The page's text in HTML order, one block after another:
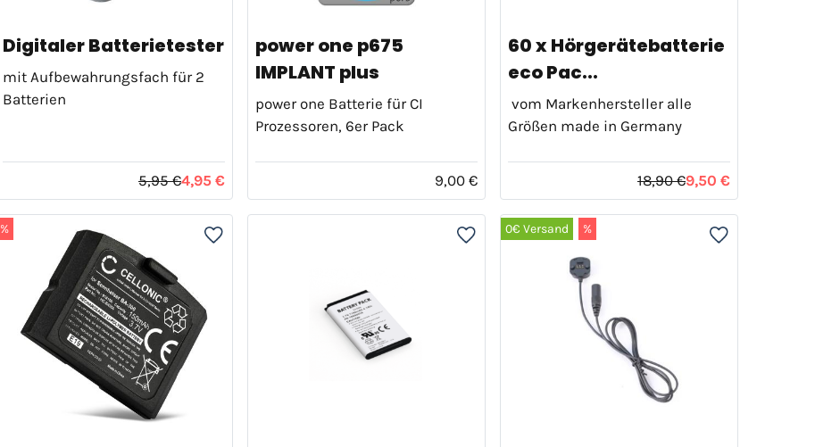
Digitaler Batterietester
mit Aufbewahrungsfach für 2
Batterien
5,95 €4,95 €
power one p675
IMPLANT plus
power one Batterie für CI
Prozessoren, 6er Pack
9,00 €
60 x Hörgerätebatterie
eco Pac...
vom Markenhersteller alle
Größen made in Germany
18,90 €9,50 €
% 0€ Versand %